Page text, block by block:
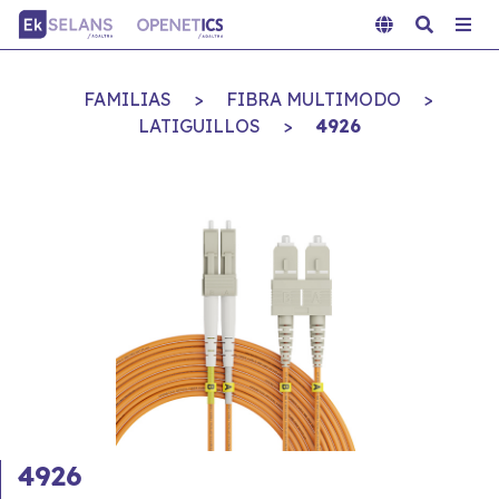
FAMILIAS > FIBRA MULTIMODO
>
LATIGUILLOS
> 4926
4926